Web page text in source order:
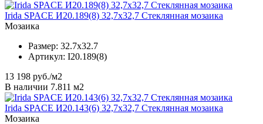
Irida SPACE И20.189(8) 32,7x32,7 Стеклянная мозаика
Мозаика
Размер: 32.7x32.7
Артикул: I20.189(8)
13 198 руб./м2
В наличии 7.811 м2
Irida SPACE И20.143(6) 32,7x32,7 Стеклянная мозаика
Мозаика